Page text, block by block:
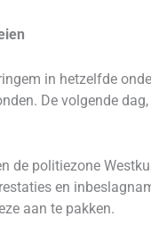
in hetzelfde
De volgende
de politiezone
en
aan te pakken.